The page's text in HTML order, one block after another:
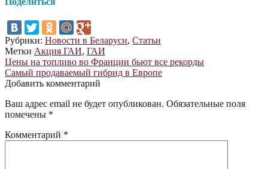
Рубрики: Новости в Беларуси, Статьи
Метки Акция ГАИ, ГАИ
Навигация
по
Предыдущая
запись:
Цены на топливо во Франции бьют все рекорды
Следующая
запись:
Самый продаваемый гибрид в Европе
Добавить комментарий
Ваш адрес email не будет опубликован. Обязательные поля
помечены *
Комментарий *